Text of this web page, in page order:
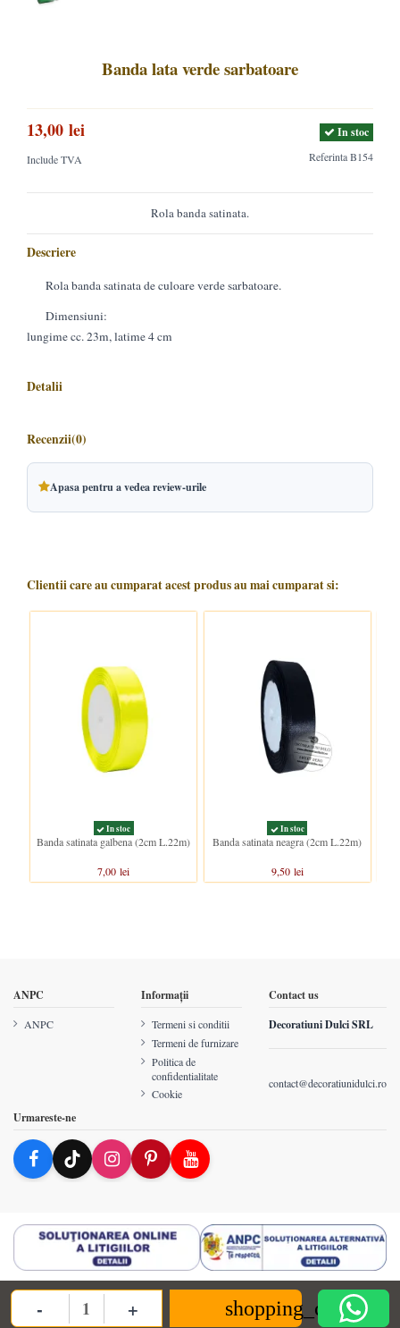
Banda lata verde sarbatoare
ReferintaB154
In stoc
13,00 lei
Include TVA
Rola banda satinata.
- Quantity + shopping_cart
Descriere
Rola banda satinata de culoare verde sarbatoare.
Dimensiuni:
lungime cc. 23m, latime 4 cm
Detalii
Recenzii(0)
Apasa pentru a vedea review-urile
Clientii care au cumparat acest produs au mai cumparat si:
In stoc
Banda satinata galbena (2cm L.22m)
7,00 lei
In stoc
Banda satinata neagra (2cm L.22m)
9,50 lei
ANPC
ANPC
Informații
Termeni si conditii
Termeni de furnizare
Politica de
confidentialitate
Cookie
Contact us
Decoratiuni Dulci SRL
contact@decoratiunidulci.ro
Urmareste-ne